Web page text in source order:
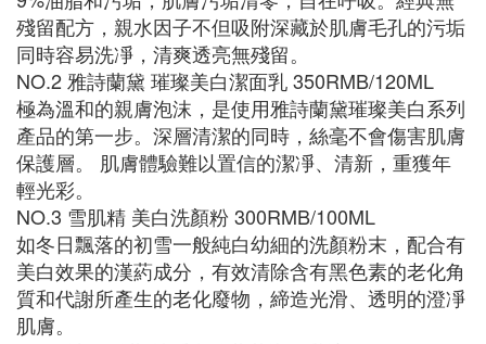
殘留配方，親水因子不但吸附深藏於肌膚毛孔的污垢
同時容易洗凈，清爽透亮無殘留。
NO.2 雅詩蘭黛 璀璨美白潔面乳 350RMB/120ML
極為溫和的親膚泡沫，是使用雅詩蘭黛璀璨美白系列
產品的第一步。深層清潔的同時，絲毫不會傷害肌膚
保護層。 肌膚體驗難以置信的潔凈、清新，重獲年
輕光彩。
NO.3 雪肌精 美白洗顏粉 300RMB/100ML
如冬日飄落的初雪一般純白幼細的洗顏粉末，配合有
美白效果的漢葯成分，有效清除含有黑色素的老化角
質和代謝所產生的老化廢物，締造光滑、透明的澄凈
肌膚。